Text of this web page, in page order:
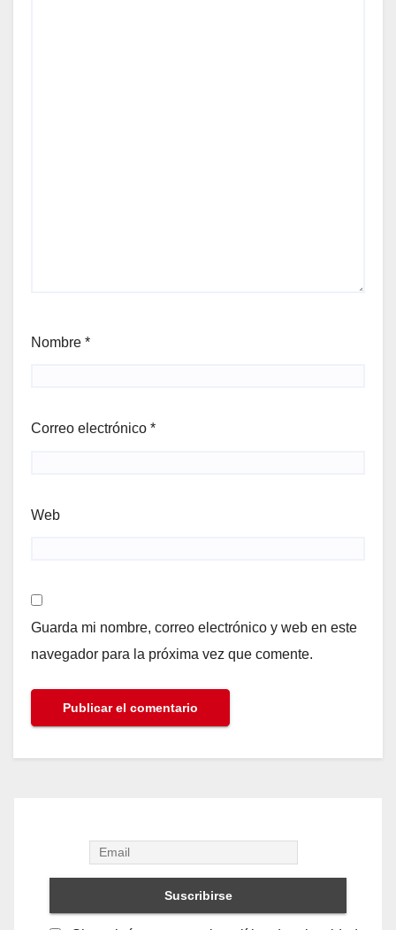
Nombre *
Correo electrónico *
Web
Guarda mi nombre, correo electrónico y web en este
navegador para la próxima vez que comente.